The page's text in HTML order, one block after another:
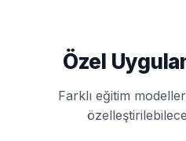
Özel
Farklı eğitim